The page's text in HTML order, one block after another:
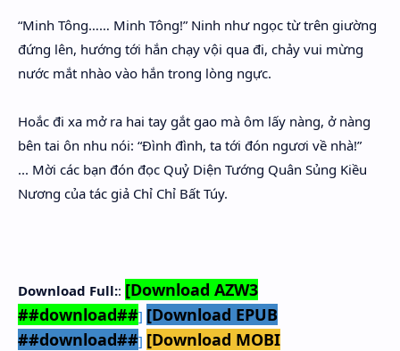
“Minh Tông…… Minh Tông!” Ninh như ngọc từ trên giường
đứng lên, hướng tới hắn chạy vội qua đi, chảy vui mừng
nước mắt nhào vào hắn trong lòng ngực.
Hoắc đi xa mở ra hai tay gắt gao mà ôm lấy nàng, ở nàng
bên tai ôn nhu nói: “Đình đình, ta tới đón ngươi về nhà!”
... Mời các bạn đón đọc Quỷ Diện Tướng Quân Sủng Kiều
Nương của tác giả Chỉ Chỉ Bất Túy.
Download Full:: [Download AZW3
##download##] [Download EPUB
##download##] [Download MOBI